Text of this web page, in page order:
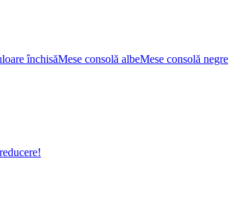
închisăMese consolă albeMese consolă negre